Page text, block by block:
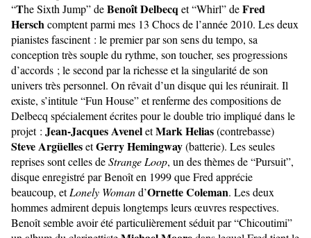
“The Sixth Jump” deBenoît Delbecq et “Whirl” deFred
Herschcomptent parmi mes 13 Chocs de l’année 2010. Les deux
pianistes fascinent : le premierpar son sens du tempo, sa
conception très souple du rythme, son toucher, ses progressions
d’accords ; le second par la richesse et la singularité de son
univers très personnel. On rêvait d’un disque qui les réunirait. Il
existe, s’intitule “Fun House” et renferme des compositions de
Delbecq spécialement écrites pour le double trio impliqué dans le
projet : Jean-Jacques AveneletMark Helias(contrebasse)
Steve ArgüellesetGerry Hemingway(batterie). Les seules
reprises sont celles deStrange Loop, un des thèmes de “Pursuit”,
disque enregistré par Benoît en 1999 que Fred apprécie
beaucoup, etLonely Womand’Ornette Coleman. Les deux
hommes admirent depuis longtemps leurs œuvres respectives.
Benoît semble avoir été particulièrement séduit par “Chicoutimi”